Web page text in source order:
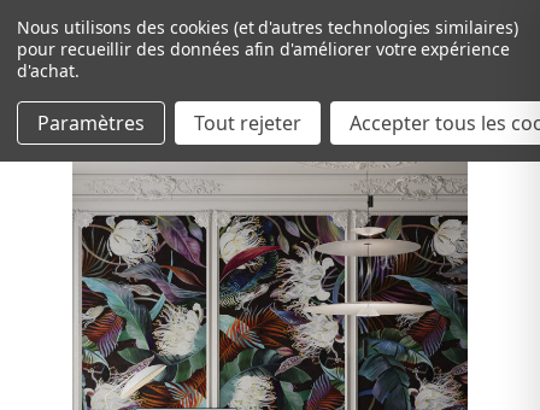
Passer au contenu principal
Nous utilisons des cookies (et d'autres technologies similaires)
pour recueillir des données afin d'améliorer votre expérience
d'achat.
Paramètres Tout rejeter Accepter tous les